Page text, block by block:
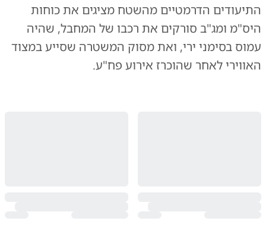
התיעודים הדרמטיים מהשטח מציגים את כוחות
היס"מ ומג"ב סורקים את רכבו של המחבל, שהיה
עמוס בסימני ירי, ואת מסוק המשטרה שסייע במצוד
האווירי לאחר שהוכרז אירוע פח"ע.